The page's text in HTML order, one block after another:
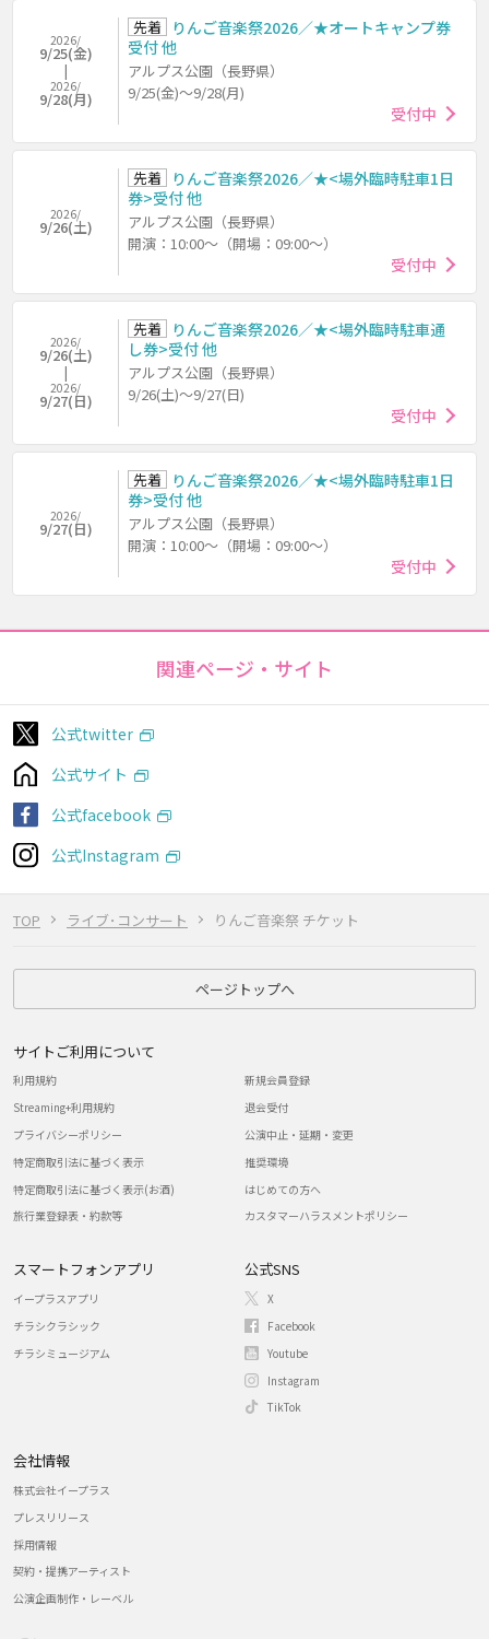
TOP ライブ･コンサート りんご音楽祭 チケット
2026/
9/25(金)
2026/
9/28(月)
先着
りんご音楽祭2026／★オートキャンプ券
受付 他
アルプス公園（長野県）
9/25(金)～9/28(月)
受付中
2026/
9/26(土)
先着
りんご音楽祭2026／★<場外臨時駐車1日
券>受付 他
アルプス公園（長野県）
開演：10:00～（開場：09:00～）
受付中
2026/
9/26(土)
2026/
9/27(日)
先着
りんご音楽祭2026／★<場外臨時駐車通
し券>受付 他
アルプス公園（長野県）
9/26(土)～9/27(日)
受付中
2026/
9/27(日)
先着
りんご音楽祭2026／★<場外臨時駐車1日
券>受付 他
アルプス公園（長野県）
開演：10:00～（開場：09:00～）
受付中
関連ページ・サイト
公式twitter
公式サイト
公式facebook
公式Instagram
ページトップへ
サイトご利用について
利用規約
Streaming+利用規約
プライバシーポリシー
特定商取引法に基づく表示
特定商取引法に基づく表示(お酒)
旅行業登録表・約款等
新規会員登録
退会受付
公演中止・延期・変更
推奨環境
はじめての方へ
カスタマーハラスメントポリシー
スマートフォンアプリ
イープラスアプリ
チラシクラシック
チラシミュージアム
公式SNS
X
Facebook
Youtube
Instagram
TikTok
会社情報
株式会社イープラス
プレスリリース
採用情報
契約・提携アーティスト
公演企画制作・レーベル